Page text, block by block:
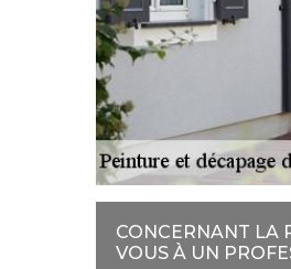
CONCERNANT LA
VOUS À UN